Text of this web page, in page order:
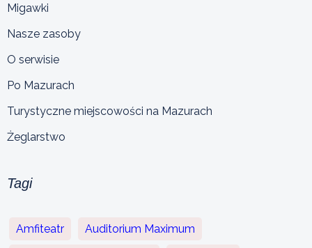
Migawki
Nasze zasoby
O serwisie
Po Mazurach
Turystyczne miejscowości na Mazurach
Żeglarstwo
Tagi
Amfiteatr Auditorium Maximum